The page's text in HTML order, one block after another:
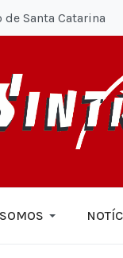
Santa Catarina